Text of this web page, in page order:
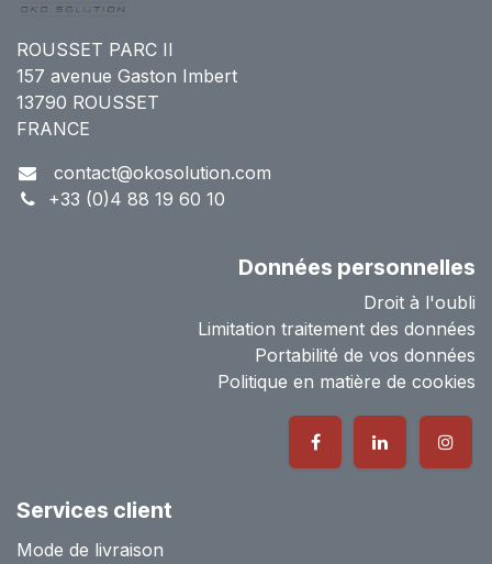
ROUSSET PARC II
157 avenue Gaston Imbert
13790 ROUSSET
FRANCE
contact@okosolution.com
+33 (0)4 88 19 60 10
Données personnelles
Droit à l'oubli
Limitation traitement des données
Portabilité de vos données
Politique en matière de cookies
Services client
Mode de livraison